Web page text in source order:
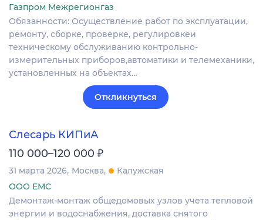
Газпром Межрегионгаз
Обязанности: Осуществление работ по эксплуатации,
ремонту, сборке, проверке, регулировкеи
техническому обслуживанию контрольно-
измерительных приборов,автоматики и телемеханики,
установленных на объектах…
Откликнуться
Слесарь КИПиА
110 000–120 000 ₽
31 марта 2026 Москва
Калужская
ООО ЕМС
Демонтаж-монтаж общедомовых узлов учета тепловой
энергии и водоснабжения, доставка снятого